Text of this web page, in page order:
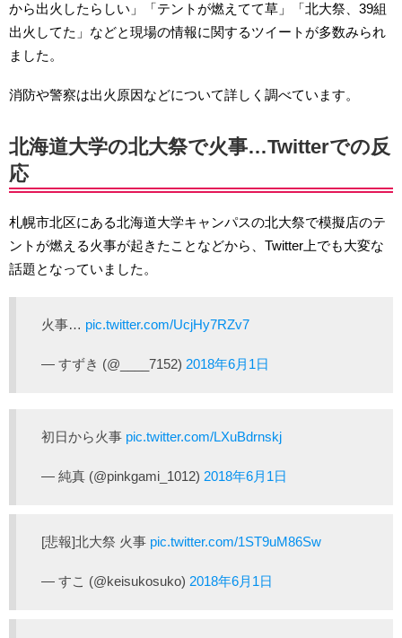
から出火したらしい」「テントが燃えてて草」「北大祭、39組
出火してた」などと現場の情報に関するツイートが多数みられ
ました。
消防や警察は出火原因などについて詳しく調べています。
北海道大学の北大祭で火事…Twitterでの反
応
札幌市北区にある北海道大学キャンパスの北大祭で模擬店のテ
ントが燃える火事が起きたことなどから、Twitter上でも大変な
話題となっていました。
火事… pic.twitter.com/UcjHy7RZv7
— すずき (@____7152) 2018年6月1日
初日から火事 pic.twitter.com/LXuBdrnskj
— 純真 (@pinkgami_1012) 2018年6月1日
[悲報]北大祭 火事 pic.twitter.com/1ST9uM86Sw
— すこ (@keisukosuko) 2018年6月1日